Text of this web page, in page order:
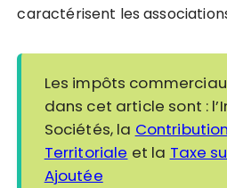
caractérisent les
Les impôts
dans cet article sont :
Sociétés, la
Territoriale et la Taxe
Ajoutée